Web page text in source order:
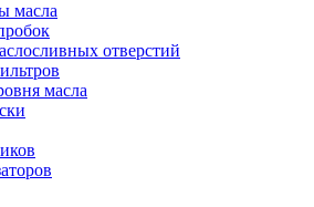
масла
отверстий
масла